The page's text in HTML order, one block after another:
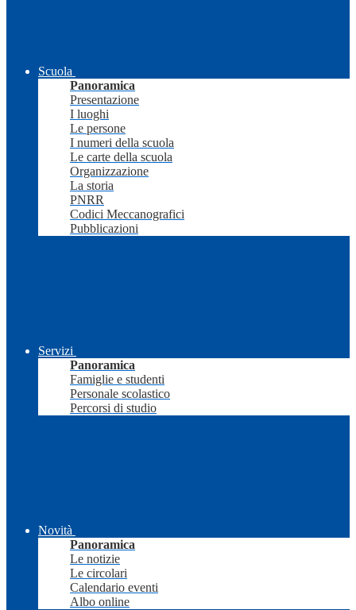
Scuola
Panoramica
Presentazione
I luoghi
Le persone
I numeri della scuola
Le carte della scuola
Organizzazione
La storia
PNRR
Codici Meccanografici
Pubblicazioni
Servizi
Panoramica
Famiglie e studenti
Personale scolastico
Percorsi di studio
Novità
Panoramica
Le notizie
Le circolari
Calendario eventi
Albo online